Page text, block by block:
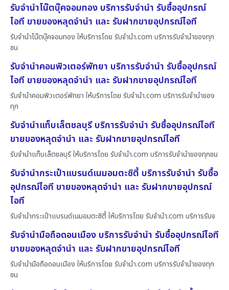
รับจำนำโน๊ตบุ๊คจอมทอง บริการรับจำนำ รับซื้ออุปกรณ์
ไอที ขายของหลุดจำนำ และ รับฝากขายอุปกรณ์ไอที
รับจำนำโน๊ตบุ๊คจอมทอง ให้บริการโดย รับจํานํา.com บริการรับจำนำของทุก
ชน
รับจำนำคอมพิวเตอร์พัทยา บริการรับจำนำ รับซื้ออุปกรณ์
ไอที ขายของหลุดจำนำ และ รับฝากขายอุปกรณ์ไอที
รับจำนำคอมพิวเตอร์พัทยา ให้บริการโดย รับจํานํา.com บริการรับจำนำของ
ทุก
รับจำนำแท็บเล็ตชลบุรี บริการรับจำนำ รับซื้ออุปกรณ์ไอที
ขายของหลุดจำนำ และ รับฝากขายอุปกรณ์ไอที
รับจำนำแท็บเล็ตชลบุรี ให้บริการโดย รับจํานํา.com บริการรับจำนำของทุกชน
รับจำนำกระเป๋าแบรนด์เนมอมตะซิตี้ บริการรับจำนำ รับซื้อ
อุปกรณ์ไอที ขายของหลุดจำนำ และ รับฝากขายอุปกรณ์
ไอที
รับจำนำกระเป๋าแบรนด์เนมอมตะซิตี้ ให้บริการโดย รับจํานํา.com บริการรับจ
รับจำนำมือถือดอนเมือง บริการรับจำนำ รับซื้ออุปกรณ์ไอที
ขายของหลุดจำนำ และ รับฝากขายอุปกรณ์ไอที
รับจำนำมือถือดอนเมือง ให้บริการโดย รับจํานํา.com บริการรับจำนำของทุก
ชน